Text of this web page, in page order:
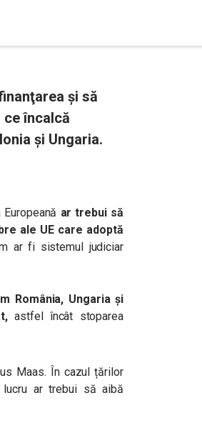
şi să
încalcă
și Ungaria.
ar trebui să
ale UE care adoptă
ar fi sistemul judiciar
România, Ungaria și
astfel încât stoparea
Maas. În cazul țărilor
ar trebui să aibă